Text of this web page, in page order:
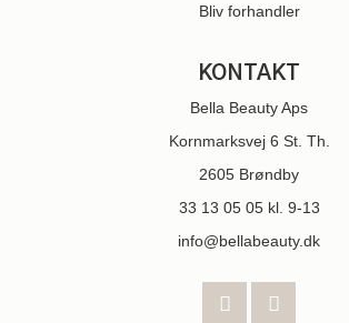
Bliv forhandler
KONTAKT
Bella Beauty Aps
Kornmarksvej 6 St. Th.
2605 Brøndby
33 13 05 05kl. 9-13
info@bellabeauty.dk